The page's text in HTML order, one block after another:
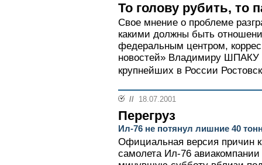
То голову рубить, то
Свое мнение о проблеме
какими должны быть
федеральным центром,
новостей» Владимиру ШПАКУ
крупнейших в России
// 18.07.2001
Перегруз
Ил-76 не потянул лишние 40
Официальная версия причин
самолета Ил-76